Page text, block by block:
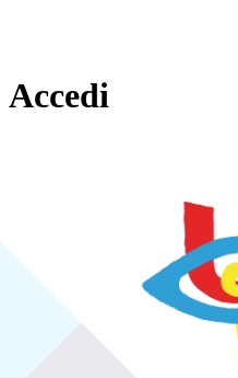
Accedi